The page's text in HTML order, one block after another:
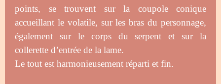
points, se trouvent sur la coupole conique
accueillant le volatile, sur les bras du personnage,
également sur le corps du serpent et sur la
collerette d’entrée de la lame.
Le tout est harmonieusement réparti et fin.